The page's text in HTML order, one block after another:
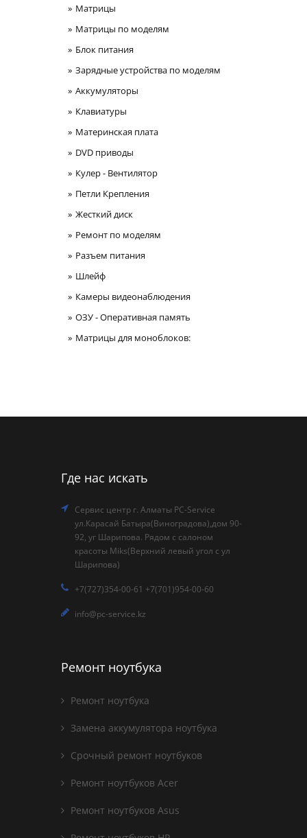
Матрицы
Матрицы по моделям
Блок питания
Зарядные устройства по моделям
Аккумуляторы
Клавиатуры
Материнская плата
DVD приводы
Кулер - Вентилятор
Петли Крепления
Жесткий диск
Ремонт по моделям
Разъем питания
Шлейф
Камеры видеонаблюдения
ОЗУ - Оперативная память
Матрицы для моноблоков:
Где нас искать
Сервис центр г. Алматы PC-Service
ул.Карасай Батыра(Виноградова),дом 90-
92, уг Шарипова. Рядом с салоном
красоты Miks(Верхний левый угол с ул
Шарипова)
+7(727)354-00-61 +7(701)954-00-60
info@pc-service.kz
Ремонт ноутбука
Ремонт ноутбука
Замена аккумулятора ноутбука
Срочный ремонт ноутбуков
Ремонт ноутбуков Acer
Ремонт ноутбуков Asus